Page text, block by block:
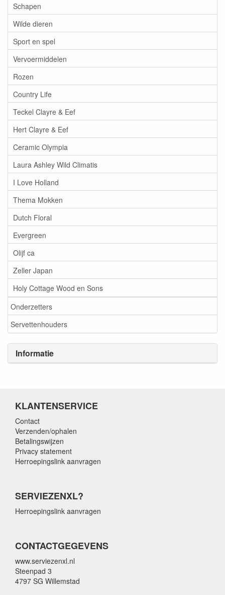
Schapen
Wilde dieren
Sport en spel
Vervoermiddelen
Rozen
Country Life
Teckel Clayre & Eef
Hert Clayre & Eef
Ceramic Olympia
Laura Ashley Wild Climatis
I Love Holland
Thema Mokken
Dutch Floral
Evergreen
Olijf ca
Zeller Japan
Holy Cottage Wood en Sons
Onderzetters
Servettenhouders
Informatie
KLANTENSERVICE
Contact
Verzenden/ophalen
Betalingswijzen
Privacy statement
Herroepingslink aanvragen
SERVIEZENXL?
Herroepingslink aanvragen
CONTACTGEGEVENS
www.serviezenxl.nl
Steenpad 3
4797 SG Willemstad